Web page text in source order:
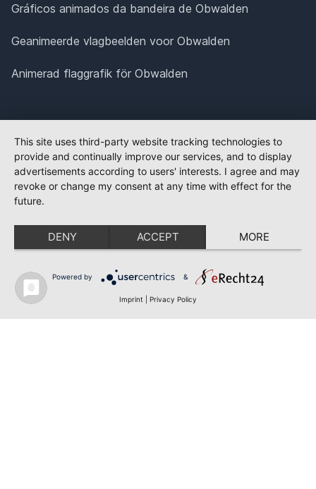
Gráficos animados da bandeira de Obwalden
Geanimeerde vlagbeelden voor Obwalden
Animerad flaggrafik för Obwalden
This site uses third-party website tracking technologies to
provide and continually improve our services, and to display
advertisements according to users' interests. I agree and may
revoke or change my consent at any time with effect for the
future.
DENY ACCEPT MORE
Powered by &
Imprint Privacy Policy